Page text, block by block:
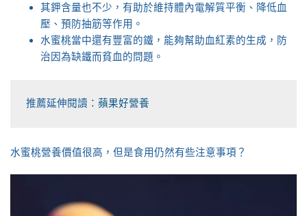
其鉀含量也不少，有助於維持體內電解質平衡、降低血
壓、預防抽筋等作用。
水蜜桃當中還有豐富的鐵，能夠幫助血紅素的生成，防
治因為缺鐵而貧血的問題。
推薦延伸閱讀：蘋果好營養
水蜜桃營養價值很高，但是食用仍然有些注意事項？